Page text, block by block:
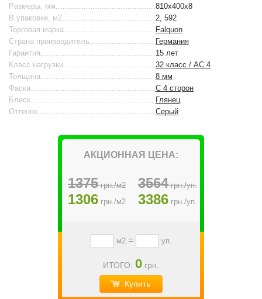
810х400х8
Размеры, мм
2, 592
В упаковке, м2
Falquon
Торговая марка
Германия
Страна производитель
15 лет
Гарантия
32 класс / AC 4
Класс нагрузки
8 мм
Толщина
С 4 сторон
Фаска
Глянец
Блеск
Серый
Оттенок
АКЦИОННАЯ ЦЕНА:
1375грн./м2
1306 грн./м2
3564грн./уп.
3386 грн./уп.
м2= уп.
ИТОГО: 0 грн.
Купить